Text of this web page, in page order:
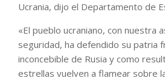
Ucrania, dijo el Departamento de
«El pueblo ucraniano, con nuestra
seguridad, ha defendido su patria
inconcebible de Rusia y como
estrellas vuelven a flamear sobre